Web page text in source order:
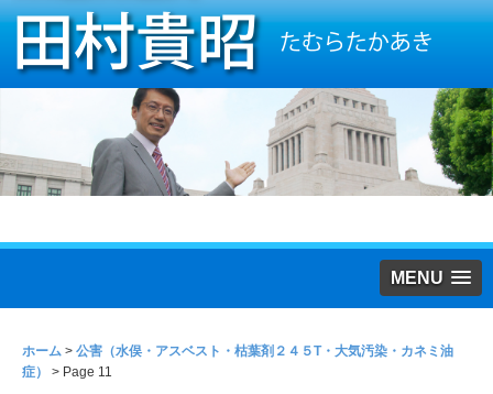
MENU
ホーム > 公害（水俣・アスベスト・枯葉剤２４５T・大気汚染・カネミ油
症）
> Page 11